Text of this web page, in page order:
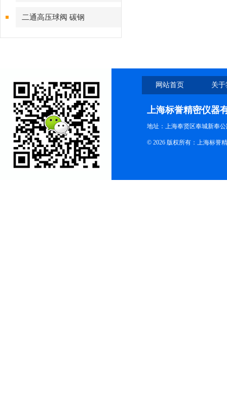
二通高压球阀 碳钢
网站首页 关
上海标誉精密仪器
地址：上海奉贤区奉城新奉公
© 2026 版权所有：上海标誉